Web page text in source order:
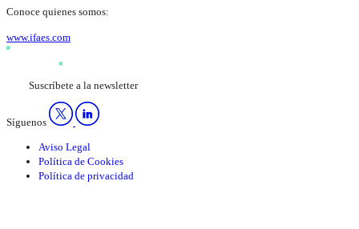
Conoce quienes somos:
www.ifaes.com
Suscríbete a la newsletter
Síguenos
Aviso Legal
Política de Cookies
Política de privacidad